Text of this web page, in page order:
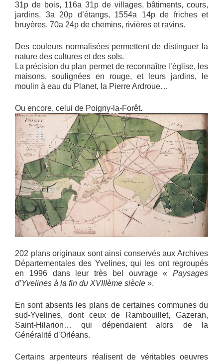
31p de bois, 116a 31p de villages, bâtiments, cours,
jardins, 3a 20p d’étangs, 1554a 14p de friches et
bruyères, 70a 24p de chemins, rivières et ravins.
Des couleurs normalisées permettent de distinguer la
nature des cultures et des sols.
La précision du plan permet de reconnaître l’église, les
maisons, soulignées en rouge, et leurs jardins, le
moulin à eau du Planet, la Pierre Ardroue…
Ou encore, celui de Poigny-la-Forêt.
202 plans originaux sont ainsi conservés aux Archives
Départementales des Yvelines, qui les ont regroupés
en 1996 dans leur très bel ouvrage « Paysages
d’Yvelines à la fin du XVIIIème siècle ».
En sont absents les plans de certaines communes du
sud-Yvelines, dont ceux de Rambouillet, Gazeran,
Saint-Hilarion… qui dépendaient alors de la
Généralité d’Orléans.
Certains arpenteurs réalisent de véritables oeuvres